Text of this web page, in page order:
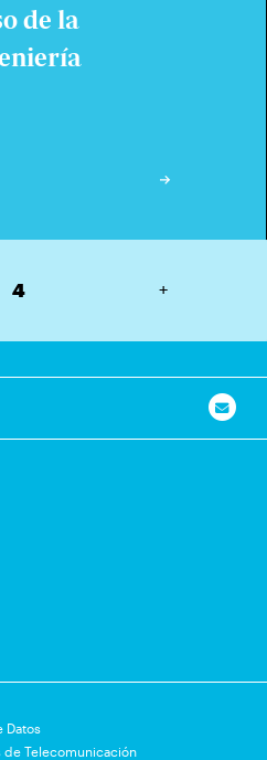
de la
4 +
Datos
de Telecomunicación